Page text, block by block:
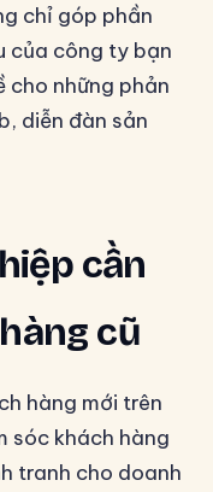
chỉ góp phần
của công ty bạn
cho những phản
diễn đàn sản
cần
cũ
hàng mới trên
sóc khách hàng
tranh cho doanh